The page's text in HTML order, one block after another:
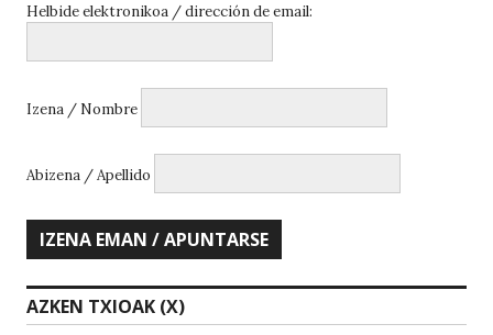
Helbide elektronikoa / dirección de email:
Izena / Nombre
Abizena / Apellido
AZKEN TXIOAK (X)